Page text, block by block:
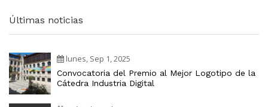
Últimas noticias
lunes, Sep 1, 2025
Convocatoria del Premio al Mejor Logotipo de la
Cátedra Industria Digital